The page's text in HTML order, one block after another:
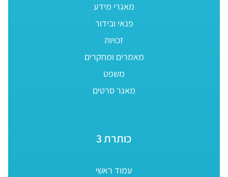
מאגרי מידע
פנאי ובידור
זכויות
מאמרים ומחקרים
משפט
מאגר סרטים
כותרת 3
עמוד ראשי